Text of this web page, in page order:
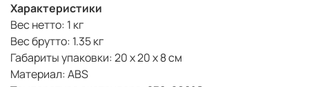
Характеристики
Вес нетто: 1 кг
Вес брутто: 1.35 кг
Габариты упаковки: 20 х 20 х 8 см
Материал: ABS